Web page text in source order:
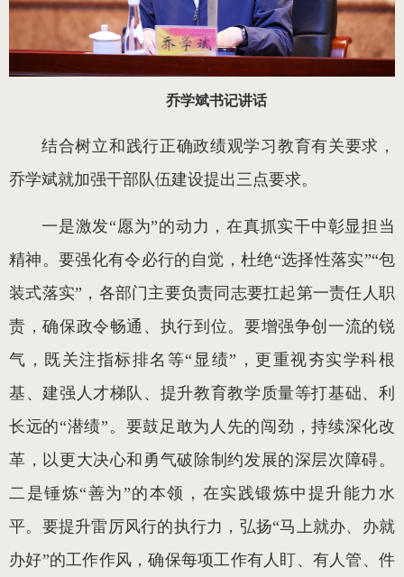
乔学斌书记讲话
结合树立和践行正确政绩观学习教育有关要求，
乔学斌就加强干部队伍建设提出三点要求。
一是激发“愿为”的动力，在真抓实干中彰显担当
精神。要强化有令必行的自觉，杜绝“选择性落实”“包
装式落实”，各部门主要负责同志要扛起第一责任人职
责，确保政令畅通、执行到位。要增强争创一流的锐
气，既关注指标排名等“显绩”，更重视夯实学科根
基、建强人才梯队、提升教育教学质量等打基础、利
长远的“潜绩”。要鼓足敢为人先的闯劲，持续深化改
革，以更大决心和勇气破除制约发展的深层次障碍。
二是锤炼“善为”的本领，在实践锻炼中提升能力水
平。要提升雷厉风行的执行力，弘扬“马上就办、办就
办好”的工作作风，确保每项工作有人盯、有人管、件